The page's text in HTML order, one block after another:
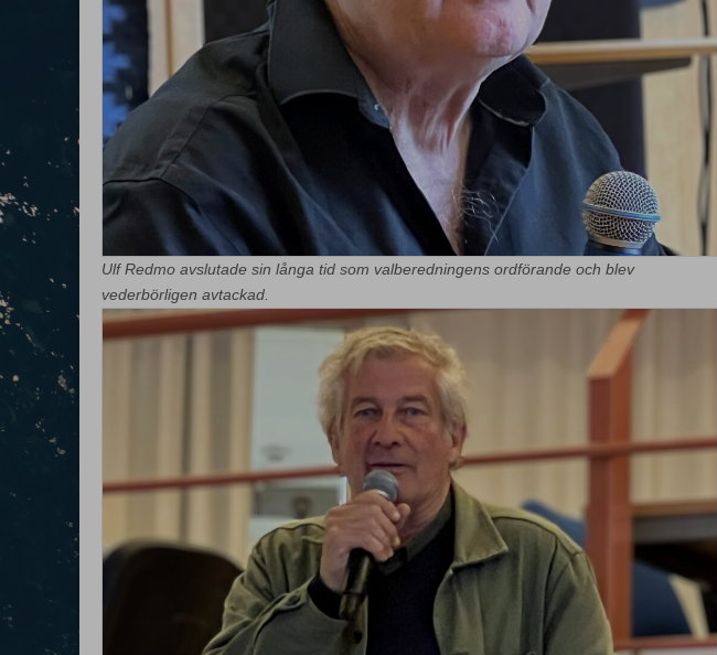
Ulf Redmo avslutade sin långa tid som valberedningens ordförande och blev
vederbörligen avtackad.